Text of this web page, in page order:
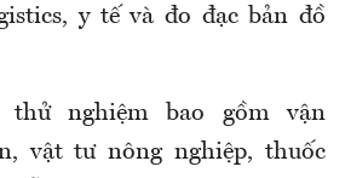
y tế và đo đạc bản đồ
thử nghiệm bao gồm vận
vật tư nông nghiệp, thuốc